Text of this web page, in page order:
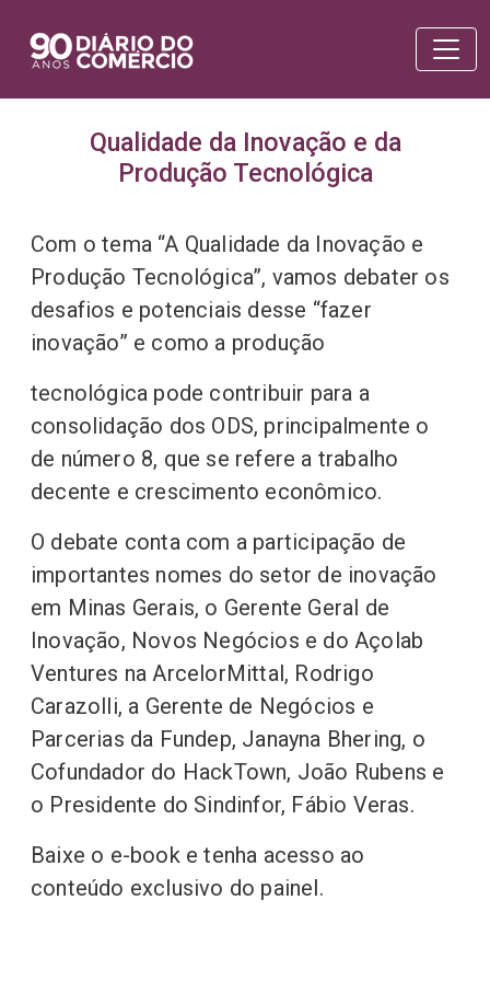
Qualidade da Inovação e da
Produção Tecnológica
Com o tema “A Qualidade da Inovação e
Produção Tecnológica”, vamos debater os
desafios e potenciais desse “fazer
inovação” e como a produção
tecnológica pode contribuir para a
consolidação dos ODS, principalmente o
de número 8, que se refere a trabalho
decente e crescimento econômico.
O debate conta com a participação de
importantes nomes do setor de inovação
em Minas Gerais, o Gerente Geral de
Inovação, Novos Negócios e do Açolab
Ventures na ArcelorMittal, Rodrigo
Carazolli, a Gerente de Negócios e
Parcerias da Fundep, Janayna Bhering, o
Cofundador do HackTown, João Rubens e
o Presidente do Sindinfor, Fábio Veras.
Baixe o e-book e tenha acesso ao
conteúdo exclusivo do painel.